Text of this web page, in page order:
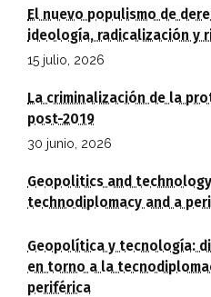
El nuevo populismo de
ideología, radicalización y
15 julio, 2026
La criminalización de la
post-2019
30 junio, 2026
Geopolitics and
technodiplomacy and a
Geopolítica y tecnología:
en torno a la
periférica